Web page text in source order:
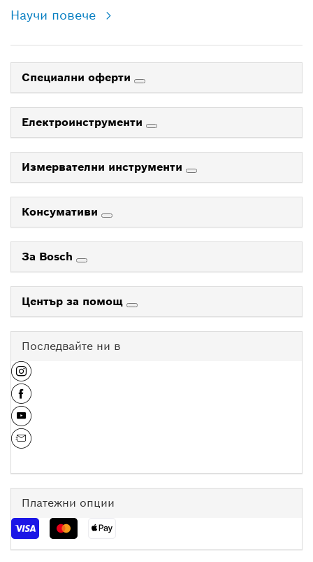
Научи повече
Специални оферти
Електроинструменти
Измервателни инструменти
Консумативи
За Bosch
Център за помощ
Последвайте ни в
Платежни опции